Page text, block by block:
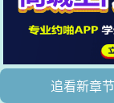
追看新章